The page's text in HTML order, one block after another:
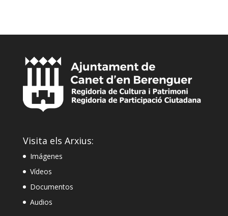
Visita els Arxius:
Imágenes
Vídeos
Documentos
Audios